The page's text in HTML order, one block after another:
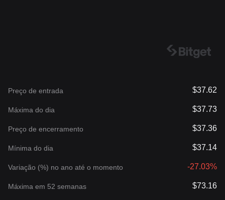
Preço de entrada $37.62
Máxima do dia $37.73
Preço de encerramento $37.36
Mínima do dia $37.14
Variação (%) no ano até o momento -27.03%
Máxima em 52 semanas $73.16